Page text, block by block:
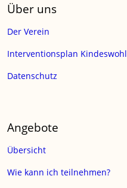
Über uns
Der Verein
Interventionsplan Kindeswohl
Datenschutz
Angebote
Übersicht
Wie kann ich teilnehmen?